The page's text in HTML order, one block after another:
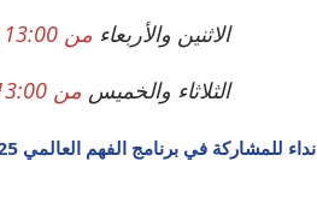
الاثنين والأربعاء من 13:00
الثلاثاء والخميس من 13:00
نداء للمشاركة في برنامج الفهم العالمي 2025-2026